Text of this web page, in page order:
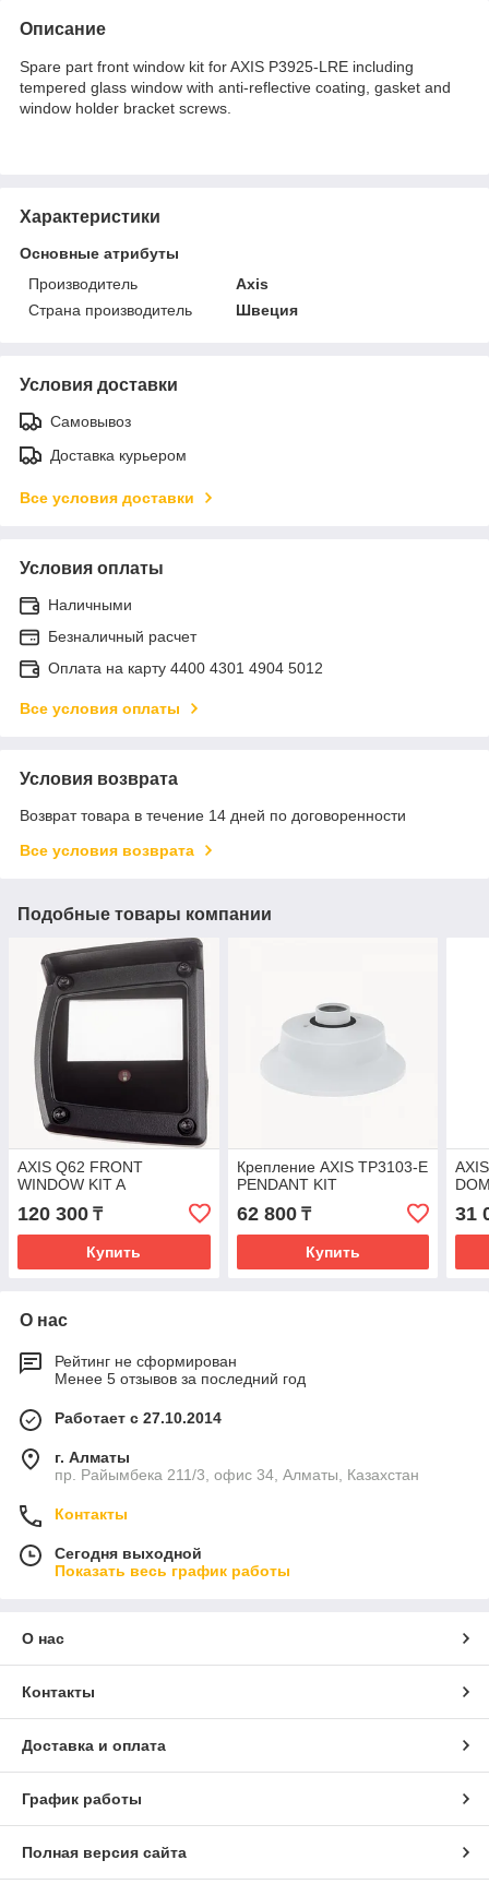
Описание
Spare part front window kit for AXIS P3925-LRE including
tempered glass window with anti-reflective coating, gasket and
window holder bracket screws.
Характеристики
Основные атрибуты
Производитель
Axis
Страна производитель
Швеция
Условия доставки
Самовывоз
Доставка курьером
Все условия доставки
Условия оплаты
Наличными
Безналичный расчет
Оплата на карту 4400 4301 4904 5012
Все условия оплаты
Условия возврата
Возврат товара в течение 14 дней по договоренности
Все условия возврата
Подобные товары компании
AXIS Q62 FRONT
WINDOW KIT A
120 300 ₸
Купить
Крепление AXIS TP3103-E
PENDANT KIT
62 800₸
Купить
31
О нас
Рейтинг не сформирован
Менее 5 отзывов за последний год
Работает с 27.10.2014
г. Алматы
пр. Райымбека 211/3, офис 34, Алматы, Казахстан
Контакты
Сегодня выходной
Показать весь график работы
О нас
Контакты
Доставка и оплата
График работы
Полная версия сайта